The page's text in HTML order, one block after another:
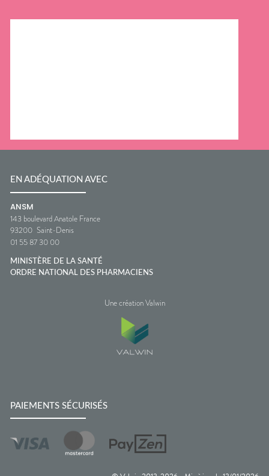
EN ADÉQUATION AVEC
ANSM
143 boulevard Anatole France
93200 Saint-Denis
01 55 87 30 00
MINISTÈRE DE LA SANTÉ
ORDRE NATIONAL DES PHARMACIENS
Une création Valwin
PAIEMENTS SÉCURISÉS